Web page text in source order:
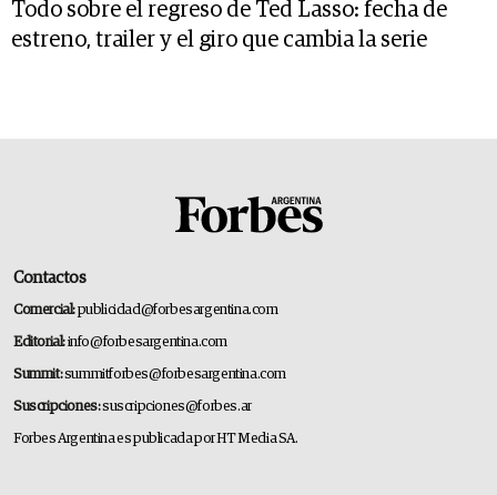
Todo sobre el regreso de Ted Lasso: fecha de
estreno, trailer y el giro que cambia la serie
Contactos
Comercial:publicidad@forbesargentina.com
Editorial:info@forbesargentina.com
Summit:summitforbes@forbesargentina.com
Suscripciones:suscripciones@forbes.ar
Forbes Argentina es publicada por HT Media SA.